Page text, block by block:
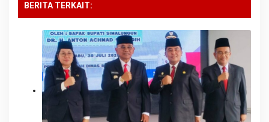
BERITA TERKAIT: